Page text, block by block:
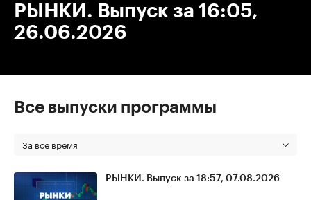
РЫНКИ. Выпуск за 16:05,
26.06.2026
Все выпуски программы
За все время
РЫНКИ. Выпуск за 18:57, 07.08.2026